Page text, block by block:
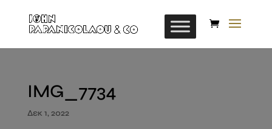
IMG_7734
Δεκ 1, 2022